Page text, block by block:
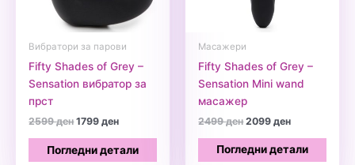
Вибратори за парови
Fifty Shades of Grey –
Sensation вибратор за
прст
2599денOriginal
was:
2599 ден.
1799денCurrent
is:
1799 ден.
Погледни детали
Масажери
Fifty Shades of Grey –
Sensation Mini wand
масажер
2499денOriginal
was:
2499 ден.
2099денCurrent
is:
Погледни детали